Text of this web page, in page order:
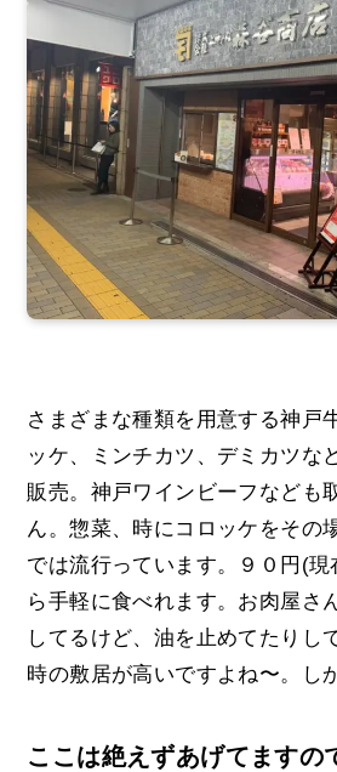
さまざまな種類を用意する神戸
ッケ、ミンチカツ、デミカツな
販売。神戸ワインビーフなども
ん。惣菜、時にコロッケをその
では流行っています。９０円(
ら手軽に食べれます。お肉屋さ
してるけど、油を止めてたりし
時の敷居が高いですよね〜。し
ここは絶えずあげてますの